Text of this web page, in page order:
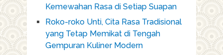
Kemewahan Rasa di Setiap Suapan
Roko-roko Unti, Cita Rasa Tradisional
yang Tetap Memikat di Tengah
Gempuran Kuliner Modern